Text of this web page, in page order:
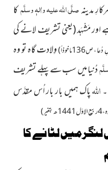
مدینہصلَّی اللہ علیہ واٰلہٖ وسلَّمکا
اور مَشْہَد(یعنی تشریف لانے کی
، ص136ماخوذاً)
وِلادت گاہ تو وہ
دُنیا میں سب سے پہلے تشریف
اللہپاک ہمیں بار بار اُس مقدَّس
لنگرمیں لٹانے کا